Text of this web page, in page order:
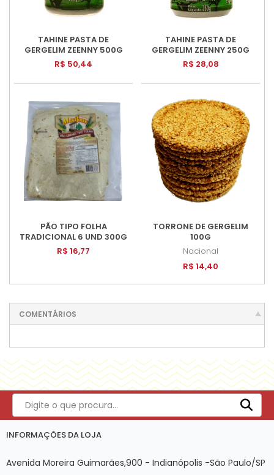
TAHINE PASTA DE
GERGELIM ZEENNY 500G
R$ 50,44
TAHINE PASTA DE
GERGELIM ZEENNY 250G
R$ 28,08
PÃO TIPO FOLHA
TRADICIONAL 6 UND 300G
R$ 16,77
TORRONE DE GERGELIM
100G
Nacional
R$ 14,40
COMENTÁRIOS
INFORMAÇÕES DA LOJA
Avenida Moreira Guimarães,900 - Indianópolis -São Paulo/SP